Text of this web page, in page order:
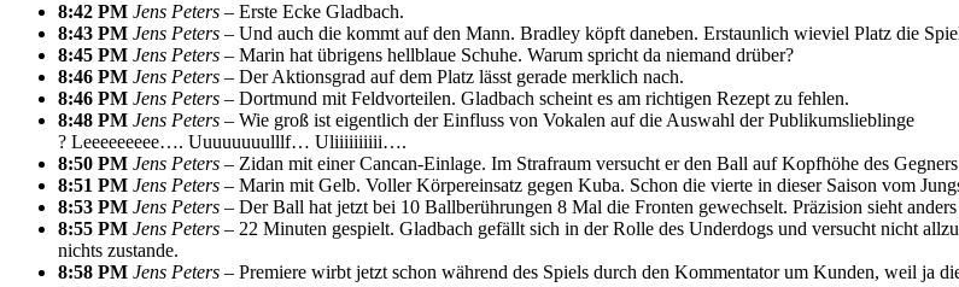
8:42 PM Jens Peters – Erste Ecke Gladbach.
8:43 PM Jens Peters – Und auch die kommt auf den Mann. Bradley köpft daneben. Erstaunlich wieviel Platz die
8:45 PM Jens Peters – Marin hat übrigens hellblaue Schuhe. Warum spricht da niemand drüber?
8:46 PM Jens Peters – Der Aktionsgrad auf dem Platz lässt gerade merklich nach.
8:46 PM Jens Peters – Dortmund mit Feldvorteilen. Gladbach scheint es am richtigen Rezept zu fehlen.
8:48 PM Jens Peters – Wie groß ist eigentlich der Einfluss von Vokalen auf die Auswahl der Publikumslieblinge
? Leeeeeeeee…. Uuuuuuuulllf… Uliiiiiiiiii….
8:50 PM Jens Peters – Zidan mit einer Cancan-Einlage. Im Strafraum versucht er den Ball auf Kopfhöhe des
8:51 PM Jens Peters – Marin mit Gelb. Voller Körpereinsatz gegen Kuba. Schon die vierte in dieser Saison vom
8:53 PM Jens Peters – Der Ball hat jetzt bei 10 Ballberührungen 8 Mal die Fronten gewechselt. Präzision sieht anders
8:55 PM Jens Peters – 22 Minuten gespielt. Gladbach gefällt sich in der Rolle des Underdogs und versucht nicht
nichts zustande.
8:58 PM Jens Peters – Premiere wirbt jetzt schon während des Spiels durch den Kommentator um Kunden, weil ja